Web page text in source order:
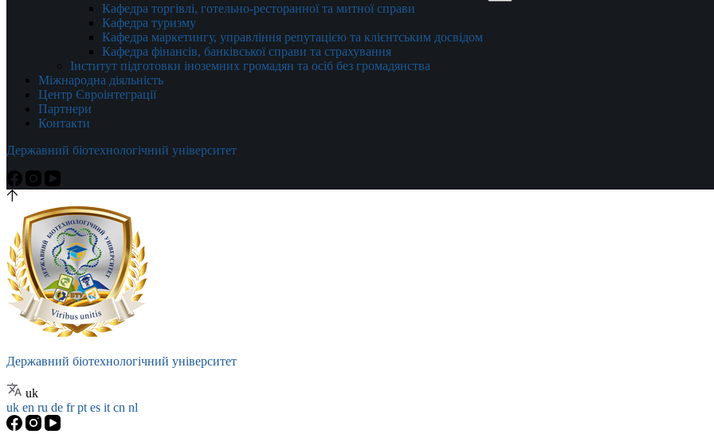
Кафедра торгівлі, готельно-ресторанної та митної справи
Кафедра туризму
Кафедра маркетингу, управління репутацією та клієнтським досвідом
Кафедра фінансів, банківської справи та страхування
Інститут підготовки іноземних громадян та осіб без громадянства
Міжнародна діяльність
Центр Євроінтеграції
Партнери
Контакти
Державний біотехнологічний університет
Державний біотехнологічний університет
uk
uk en ru de frpt es it cn nl